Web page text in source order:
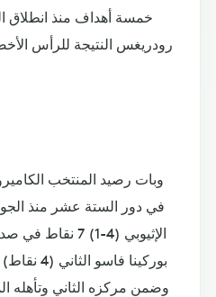
خمسة أهداف منذ انطلاق
وبات رصيد المنتخب
في دور الستة عشر منذ
الإثيوبي (4-1)
وضمن مركزه الثاني